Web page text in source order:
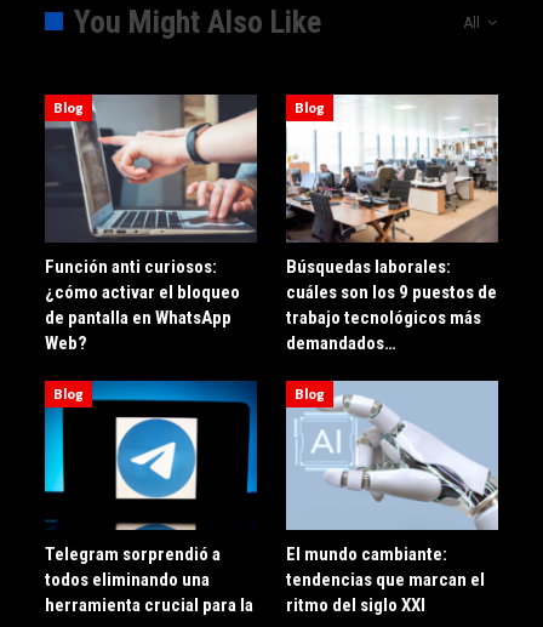
All
You Might Also Like
Blog
Función anti curiosos:
¿cómo activar el bloqueo
de pantalla en WhatsApp
Web?
Blog
Búsquedas laborales:
cuáles son los 9 puestos de
trabajo tecnológicos más
demandados…
Blog
Telegram sorprendió a
todos eliminando una
herramienta crucial para la
Blog
El mundo cambiante:
tendencias que marcan el
ritmo del siglo XXI